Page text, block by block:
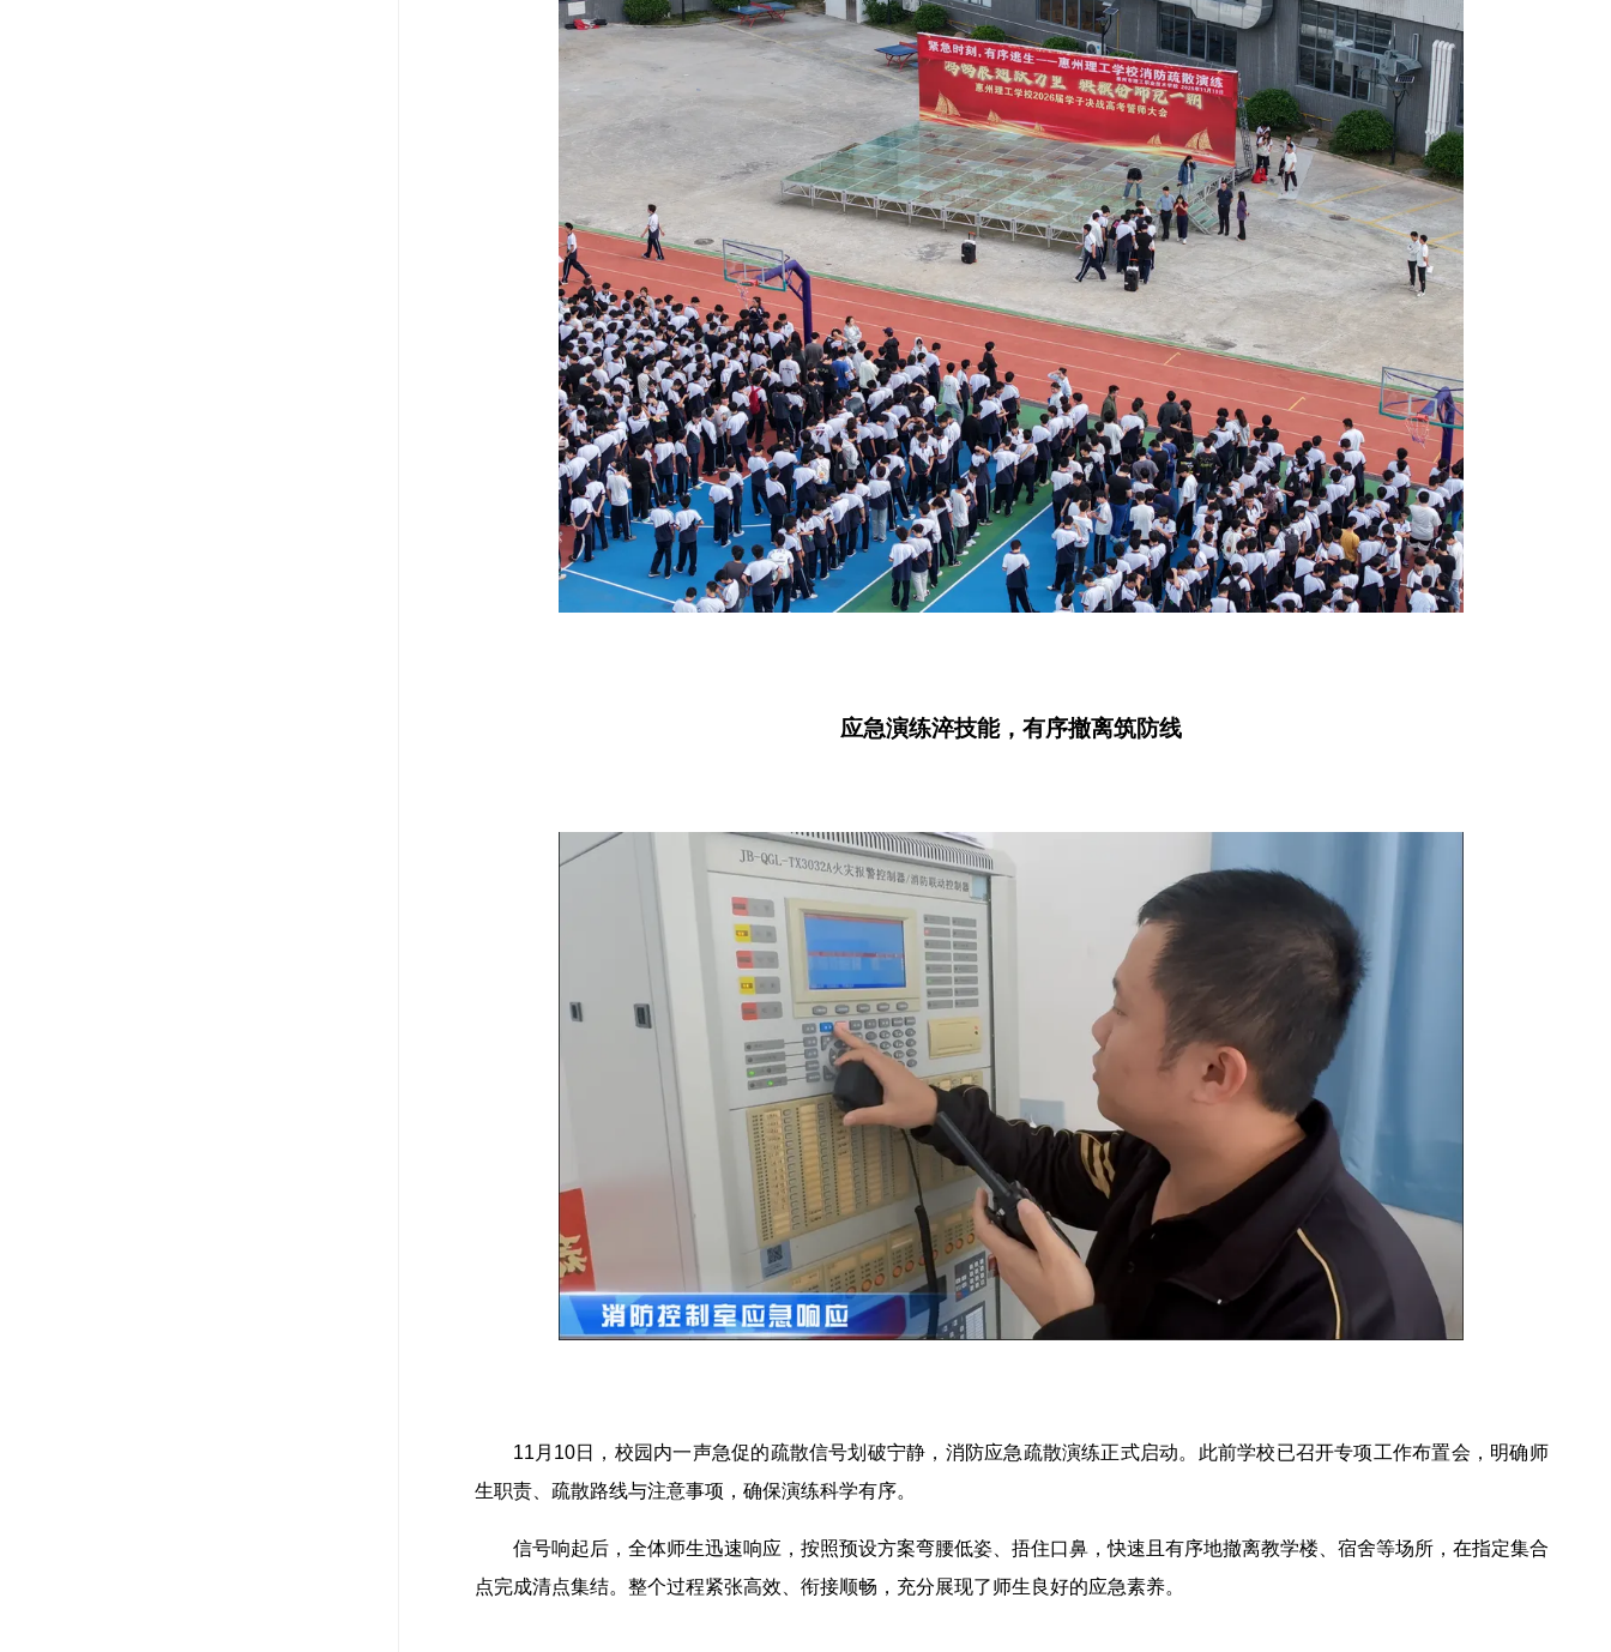
应急演练淬技能，有序撤离筑防线
11月10日，校园内一声急促的疏散信号划破宁静，消防应急疏散演练正式启动。此前学校已召开专项工作布置会，明确师
生职责、疏散路线与注意事项，确保演练科学有序。
信号响起后，全体师生迅速响应，按照预设方案弯腰低姿、捂住口鼻，快速且有序地撤离教学楼、宿舍等场所，在指定集合
点完成清点集结。整个过程紧张高效、衔接顺畅，充分展现了师生良好的应急素养。